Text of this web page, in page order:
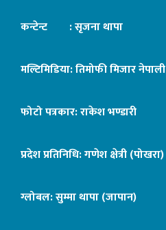
कन्टेन्ट : सृजना थापा
मल्टिमिडिया: तिमोफी मिजार नेपाली
फोटो पत्रकार: राकेश भण्डारी
प्रदेश प्रतिनिधि: गणेश क्षेत्री (पोखरा)
ग्लोबल: सुम्मा थापा (जापान)